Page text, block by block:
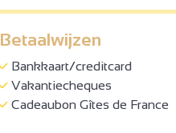
Betaalwijzen
Bankkaart/creditcard
Vakantiecheques
Cadeaubon Gîtes de France